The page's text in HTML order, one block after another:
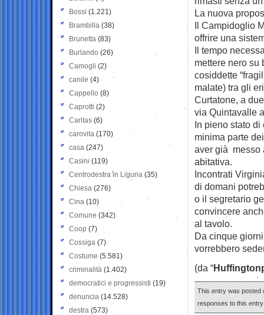
La nuova
Il Campidoglio
offrire una
Il tempo
mettere nero
cosiddette
malate) tra gli
Curtatone, a
via Quintavalle
In pieno stato
minima parte
aver già messo
abitativa.
Incontrati
di domani
o il segretario
convincere
al tavolo.
Da cinque
vorrebbero
(da “
This entry was posted
responses to this
Bossi (1.221)
Brambilla (38)
Brunetta (83)
Burlando (26)
Camogli (2)
canile (4)
Cappello (8)
Caprotti (2)
Caritas (6)
carovita (170)
casa (247)
Casini (119)
Centrodestra in Liguria (35)
Chiesa (276)
Cina (10)
Comune (342)
Coop (7)
Cossiga (7)
Costume (5.581)
criminalità (1.402)
democratici e progressisti (19)
denuncia (14.528)
destra (573)